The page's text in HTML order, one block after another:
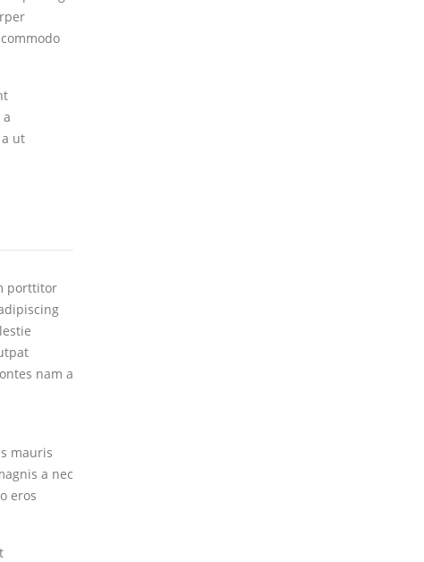
ut
porttitor
nam a
mauris
a nec
eros